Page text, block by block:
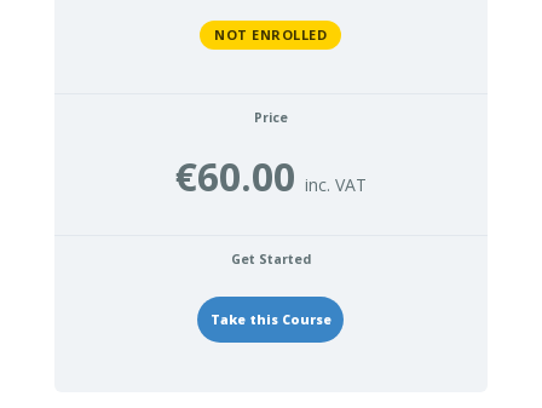
NOT ENROLLED
Price
€60.00
Get Started
Take this Course